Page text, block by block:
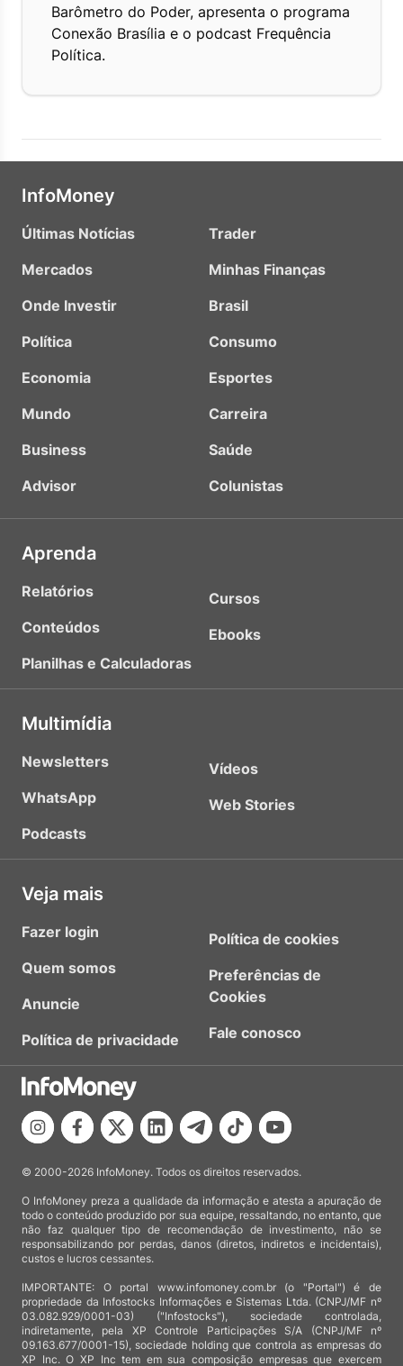
Barômetro do Poder, apresenta o programa
Conexão Brasília e o podcast Frequência
Política.
InfoMoney
Últimas Notícias
Mercados
Onde Investir
Política
Economia
Mundo
Business
Advisor
Trader
Minhas Finanças
Brasil
Consumo
Esportes
Carreira
Saúde
Colunistas
Aprenda
Relatórios
Conteúdos
Planilhas e Calculadoras
Cursos
Ebooks
Multimídia
Newsletters
WhatsApp
Podcasts
Vídeos
Web Stories
Veja mais
Fazer login
Quem somos
Anuncie
Política de privacidade
Política de cookies
Preferências de
Cookies
Fale conosco
© 2000-2026 InfoMoney. Todos os direitos reservados.
O InfoMoney preza a qualidade da informação e atesta a apuração de
todo o conteúdo produzido por sua equipe, ressaltando, no entanto, que
não faz qualquer tipo de recomendação de investimento, não se
responsabilizando por perdas, danos (diretos, indiretos e incidentais),
custos e lucros cessantes.
IMPORTANTE: O portal www.infomoney.com.br (o "Portal") é de
propriedade da Infostocks Informações e Sistemas Ltda. (CNPJ/MF nº
03.082.929/0001-03) ("Infostocks"), sociedade controlada,
indiretamente, pela XP Controle Participações S/A (CNPJ/MF nº
09.163.677/0001-15), sociedade holding que controla as empresas do
XP Inc. O XP Inc tem em sua composição empresas que exercem